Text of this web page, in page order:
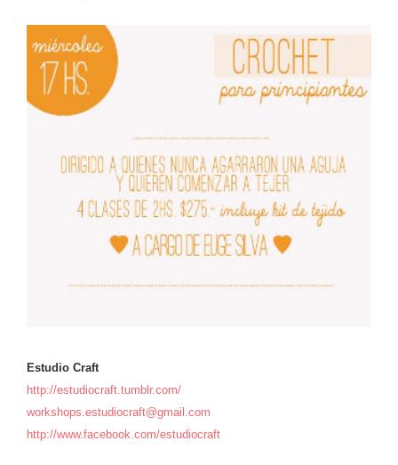
Estudio Craft
http://estudiocraft.tumblr.com/
workshops.estudiocraft@gmail.com
http://www.facebook.com/estudiocraft